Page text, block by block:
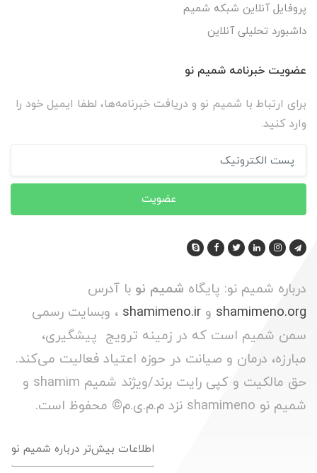
پروفایل آنلاین شبکه شمیم
داشبورد تحلیلی آنلاین
عضویت خبرنامه شمیم نو
برای ارتباط با شمیم نو و دریافت خبرنامه‌ها، لطفا ایمیل خود را
وارد کنید.
عضویت
درباره شمیم نو: پایگاه شمیم نو با آدرس
shamimeno.org و shamimeno.ir ، وبسایت رسمی
سمن شمیم است که در زمینه ترویج پیشگیری،
مبارزه، درمان و صیانت در حوزه اعتیاد فعالیت می‌کند.
حق مالکیت و کپی رایت برند/ویژند شمیم shamim و
شمیم نو shamimeno نزد م.م.ی.م© محفوظ است.
اطلاعات بیش‌تر درباره شمیم نو